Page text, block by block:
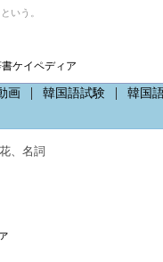
いう。
ケイペディア
画 韓国語試験 韓国
花、 名詞